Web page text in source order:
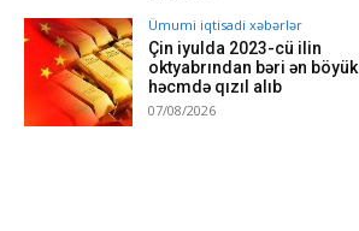
Ümumi iqtisadi xəbərlər
Çin iyulda 2023-cü ilin
oktyabrından bəri ən böyük
həcmdə qızıl alıb
07/08/2026